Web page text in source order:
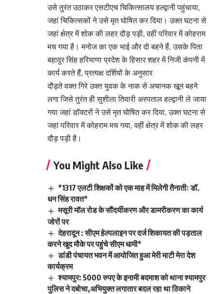
उसे तुरंत उठाकर एसटीएच चिकित्सालय हल्द्वानी पहुंचाया,
जहां चिकित्सकों ने उसे मृत घोषित कर दिया। उक्त घटना से
जहां क्षेत्र में शोक की लहर दौड़ पड़ी, वहीं परिवार में कोहराम
मच गया है। मनोज का एक भाई और दो बहने हैं, उसके पिता
बहादुर सिंह हरियाणा प्रदेश के हिसार शहर में निजी कंपनी में
कार्य करते हैं, प्रत्यक्ष दर्शियों के अनुसार
दौड़ते वक्त गिरे उक्त युवक के नाक से अचानक खून बहने
लगा जिसे तुरंत ही सुशीला तिवारी अस्पताल हल्द्वानी ले जाया
गया जहां डॉक्टरों ने उसे मृत घोषित कर दिया, उक्त घटना से
जहां परिवार में कोहराम मच गया, वहीं क्षेत्र में शोक की लहर
दौड़ पड़ी है।
You Might Also Like
*1317 एलटी शिक्षकों को एक माह में मिलेगी तैनातीः डॉ.
धन सिंह रावत*
मसूरी मॉल रोड के सौंदर्यीकरण और डामरीकरण का कार्य
जोरों पर
देहरादून : सीएम हेल्पलाइन पर दर्ज शिकायत की पड़ताल
करने खुद मौके पर पहुंचे सीएम धामी*
डांडी पंचायत भवन में आयोजित हुआ मेरी माटी मेरा देश
कार्यक्रम
श्यामपुर: 5000 रुपए के इनामी बदमाश को थाना श्यामपुर
पुलिस ने दबोचा,अभियुक्त लगातार बदल रहा था ठिकाने